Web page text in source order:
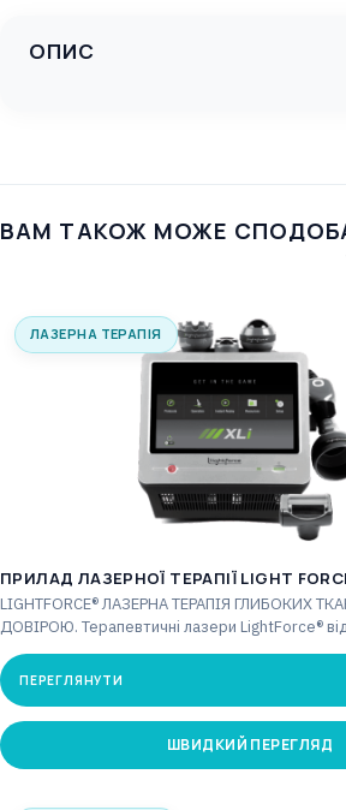
ОПИС
ВАМ ТАКОЖ МОЖЕ
ЛАЗЕРНА ТЕРАПІЯ
ПРИЛАД ЛАЗЕРНОЇ ТЕРАПІЇ LIGHT
LIGHTFORCE® ЛАЗЕРНА ТЕРАПІЯ ГЛИБОКИХ
ДОВІРОЮ. Терапевтичні лазери LightForce®
інноваційними…
ПЕРЕГЛЯНУТИ
ШВИДКИЙ ПЕРЕГЛЯД